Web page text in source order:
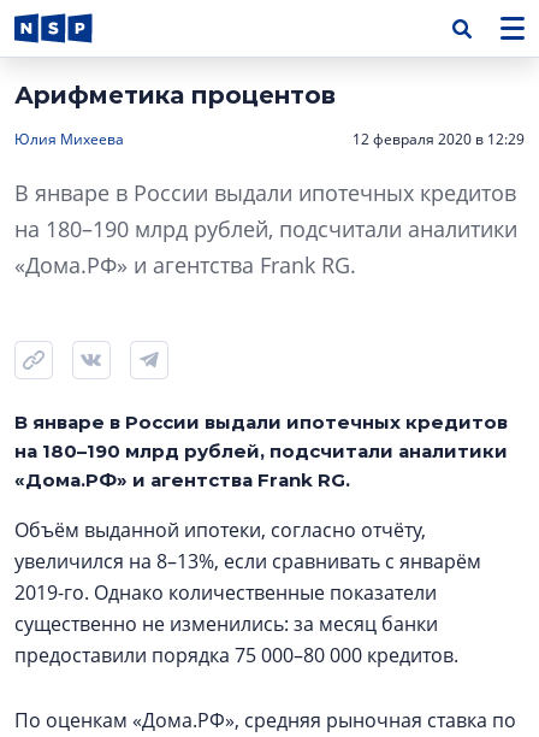
Арифметика процентов
Юлия Михеева 12 февраля 2020 в 12:29
В январе в России выдали ипотечных кредитов
на 180–190 млрд рублей, подсчитали аналитики
«Дома.РФ» и агентства Frank RG.
В январе в России выдали ипотечных кредитов
на 180–190 млрд рублей, подсчитали аналитики
«Дома.РФ» и агентства Frank RG.
Объём выданной ипотеки, согласно отчёту,
увеличился на 8–13%, если сравнивать с январём
2019-го. Однако количественные показатели
существенно не изменились: за месяц банки
предоставили порядка 75 000–80 000 кредитов.
По оценкам «Дома.РФ», средняя рыночная ставка по